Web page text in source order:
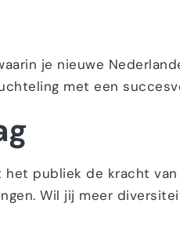
je nieuwe
met een
publiek de kracht
Wil jij meer